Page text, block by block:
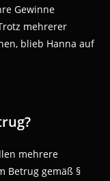
Gewinne
mehrerer
blieb Hanna auf
mehrere
Betrug gemäß §